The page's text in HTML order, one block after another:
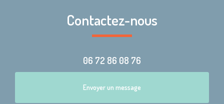
Contactez-nous
06 72 86 08 76
Envoyer un message